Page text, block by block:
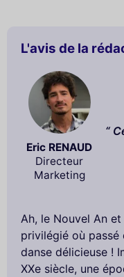
L'avis de la
Eric RENAUD
Directeur
Marketing
Ah, le Nouvel An
privilégié où passé
danse délicieuse !
XXe siècle, une